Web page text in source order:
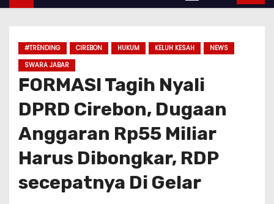
#TRENDING CIREBON HUKUM KELUH KESAH
NEWS
SWARA JABAR
FORMASI Tagih Nyali
DPRD Cirebon, Dugaan
Anggaran Rp55 Miliar
Harus Dibongkar, RDP
secepatnya Di Gelar